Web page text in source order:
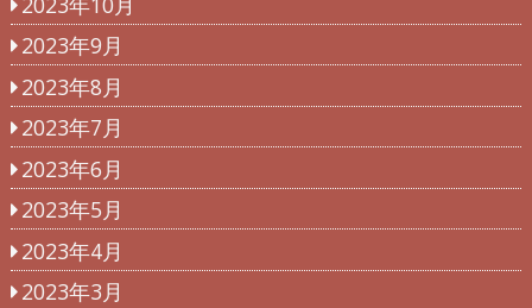
2023年9月
2023年8月
2023年7月
2023年6月
2023年5月
2023年4月
2023年3月